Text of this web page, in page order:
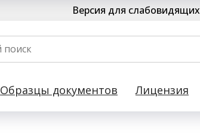
Версия для слабовидящих
Образцы документов Лицензия